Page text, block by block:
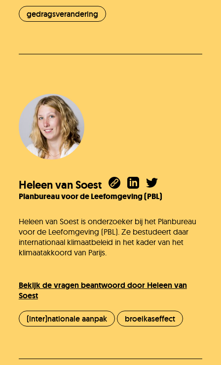
gedragsverandering
Heleen van Soest
Planbureau voor de Leefomgeving (PBL)
Heleen van Soest is onderzoeker bij het Planbureau
voor de Leefomgeving (PBL). Ze bestudeert daar
internationaal klimaatbeleid in het kader van het
klimaatakkoord van Parijs.
Bekijk de vragen beantwoord door Heleen van
Soest
(inter)nationale aanpak broeikaseffect